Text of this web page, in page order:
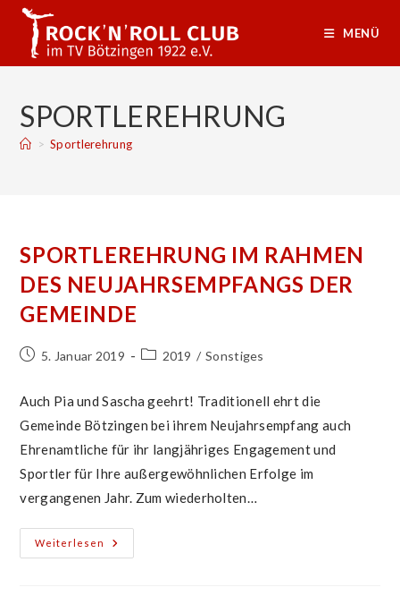
Zum
Inhalt
springen
MENÜ
SPORTLEREHRUNG
> Sportlerehrung
SPORTLEREHRUNG IM RAHMEN
DES NEUJAHRSEMPFANGS DER
GEMEINDE
Beitrag5. Januar 2019
Beitrags-
2019 / Sonstiges
Auch Pia und Sascha geehrt! Traditionell ehrt die
Gemeinde Bötzingen bei ihrem Neujahrsempfang auch
Ehrenamtliche für ihr langjähriges Engagement und
Sportler für Ihre außergewöhnlichen Erfolge im
vergangenen Jahr. Zum wiederholten…
Weiterlesen
Sportlerehrung
Im